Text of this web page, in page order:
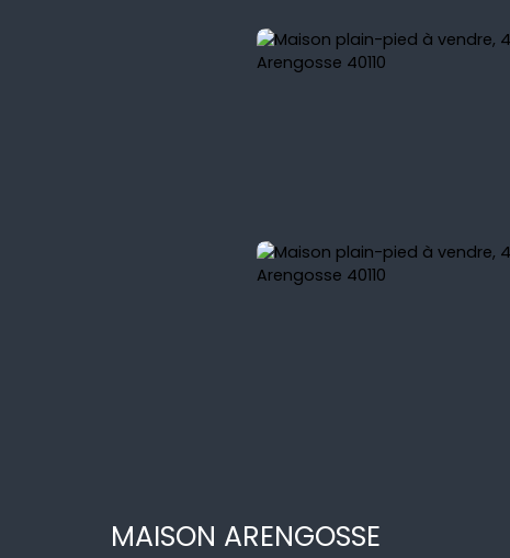
MAISON ARENGOSSE